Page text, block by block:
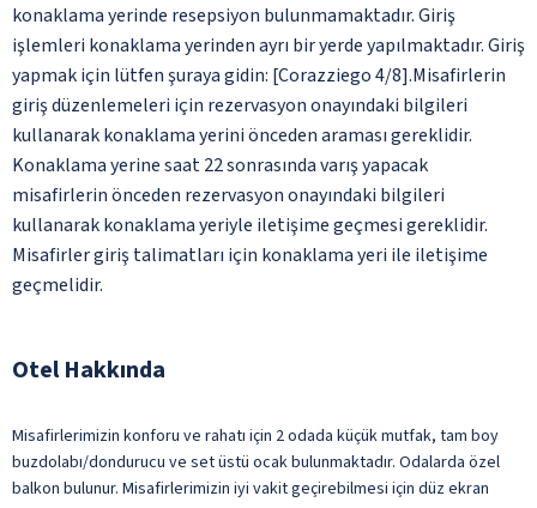
konaklama yerinde resepsiyon bulunmamaktadır. Giriş
işlemleri konaklama yerinden ayrı bir yerde yapılmaktadır. Giriş
yapmak için lütfen şuraya gidin: [Corazziego 4/8].Misafirlerin
giriş düzenlemeleri için rezervasyon onayındaki bilgileri
kullanarak konaklama yerini önceden araması gereklidir.
Konaklama yerine saat 22 sonrasında varış yapacak
misafirlerin önceden rezervasyon onayındaki bilgileri
kullanarak konaklama yeriyle iletişime geçmesi gereklidir.
Misafirler giriş talimatları için konaklama yeri ile iletişime
geçmelidir.
Otel Hakkında
Misafirlerimizin konforu ve rahatı için 2 odada küçük mutfak, tam boy
buzdolabı/dondurucu ve set üstü ocak bulunmaktadır. Odalarda özel
balkon bulunur. Misafirlerimizin iyi vakit geçirebilmesi için düz ekran